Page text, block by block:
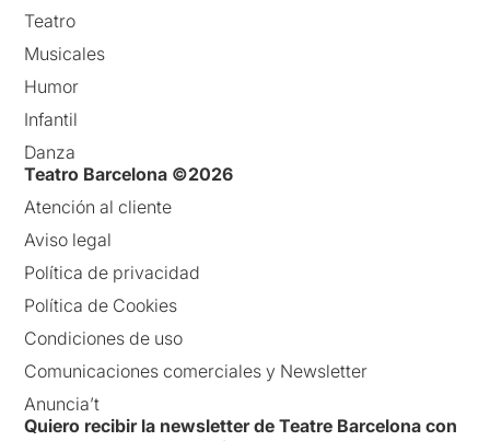
Teatro
Musicales
Humor
Infantil
Danza
Teatro Barcelona ©2026
Atención al cliente
Aviso legal
Política de privacidad
Política de Cookies
Condiciones de uso
Comunicaciones comerciales y Newsletter
Anuncia’t
Quiero recibir la newsletter de Teatre Barcelona con